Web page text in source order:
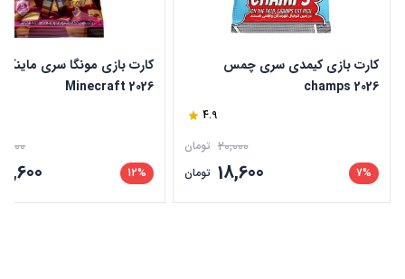
کارت بازی کیمدی سری چمس
champs 2026
4.9
20,000 تومان
7%
18,600 تومان
کارت بازی مونگا سری
2026 Minecraft
12%